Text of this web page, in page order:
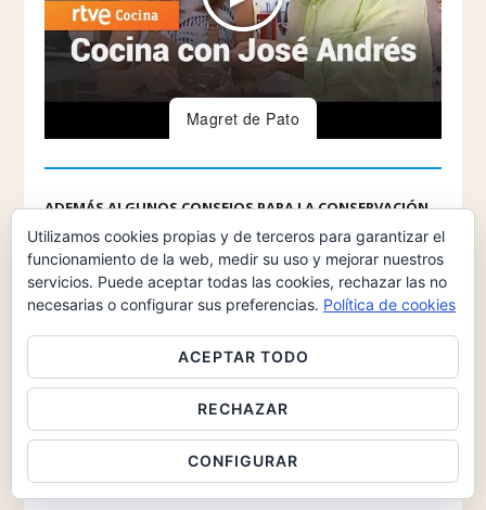
Magret de Pato
ADEMÁS ALGUNOS CONSEJOS PARA LA CONSERVACIÓN
El magret, debemos consumirlo recién cocinado.
TAMBIÉN PODRÍAMOS HACER ESTA VARIANTE
Podemos elaborar esta receta sustituyendo, el magret
por confit de pato.
Además podemos poner vino oloroso, en vez de
Oporto.
Por lo general, las salsas dulces son las mejores
combinan con el magret, estos sabores de contraste
dulce y ácidos, le van muy bien para contrarrestar el
Utilizamos cookies propias y de terceros para garantizar el
funcionamiento de la web, medir su uso y mejorar nuestros
servicios. Puede aceptar todas las cookies, rechazar las no
necesarias o configurar sus preferencias. Política de cookies
ACEPTAR TODO
RECHAZAR
CONFIGURAR